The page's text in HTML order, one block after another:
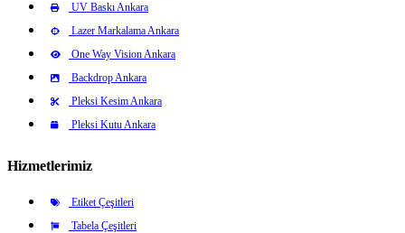
UV Baskı Ankara
Lazer Markalama Ankara
One Way Vision Ankara
Backdrop Ankara
Pleksi Kesim Ankara
Pleksi Kutu Ankara
Hizmetlerimiz
Etiket Çeşitleri
Tabela Çeşitleri